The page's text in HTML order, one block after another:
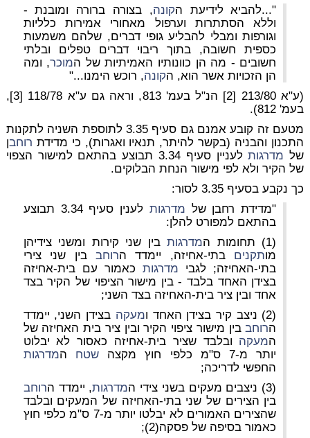
"...להביא לידיעת הקונה, בצורה ברורה ומובנת -
וללא הסתתרות וערפול מאחורי אמירות כלליות
וגורפות ומבלי להבליע גופי דברים, שלהם משמעות
כספית חשובה, בתוך ריבוי דברים טפלים ובלתי
חשובים - מה הן כוונותיו האמיתיות של המוכר, ומה
הן הזכויות אשר הוא, הקונה, רוכש הימנו..."
(ע"א 213/80 [2] הנ"ל בעמ' 813, וראה גם ע"א 118/78 [3],
בעמ' 812).
מטעם זה קובע אמנם גם סעיף 3.35 לתוספת השניה לתקנות
התכנון והבניה (בקשר להיתר, תנאיו ואגרות), כי מדידת רוחבן
של מדרגות
לעניין סעיף 3.34 תבוצע בהתאם למישור הצפוי
של הקיר ולא לפי מישור הנחת הבלוקים.
כך נקבע בסעיף 3.35 לסור:
"מדידת רחבן של מדרגות
לענין סעיף 3.34 תבוצע
בהתאם למפורט להלן:
(1) תחומות ה
מדרגותבין שני קירות ומשני צידיהן
מותקנים בתי-אחיזה, יימדד הרוחב בין שני צירי
בתי-האחיזה; לגבי מדרגותכאמור עם בית-אחיזה
בצידן האחד בלבד - בין מישור הציפוי של הקיר בצד
אחד ובין ציר בית-האחיזה בצד השני;
(2) ניצב קיר בצידן האחד ו
מעקה בצידן השני, יימדד
הרוחבבין מישור ציפוי הקיר ובין ציר בית האחיזה של
המעקה ובלבד שציר בית-אחיזה כאסור לא יבלוט
יותר מ-7 ס"מ כלפי חוץ מקצה
שטח המדרגות
החפשי לדריכה;
(3) ניצבים מעקים בשני צידי ה
מדרגות, יימדד הרוחב
בין הצירים של שני בתי-האחיזה של המעקים ובלבד
שהצירים האמורים לא יבלטו יותר מ-7 ס"מ כלפי חוץ
כאמור בסיפה של פסקה(2);